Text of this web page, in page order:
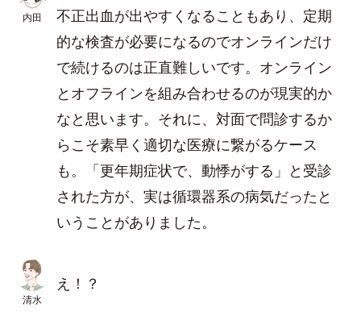
内田
不正出血が出やすくなることもあり、定期
的な検査が必要になるのでオンラインだけ
で続けるのは正直難しいです。オンライン
とオフラインを組み合わせるのが現実的か
なと思います。それに、対面で問診するか
らこそ素早く適切な医療に繋がるケース
も。「更年期症状で、動悸がする」と受診
された方が、実は循環器系の病気だったと
いうことがありました。
清水
え！？